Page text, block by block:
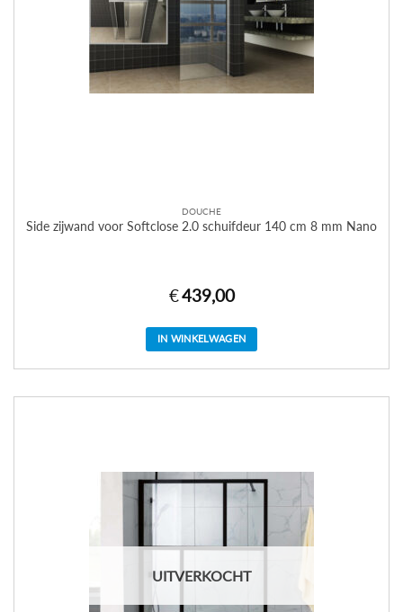
DOUCHE
Side zijwand voor Softclose 2.0 schuifdeur 140 cm 8 mm Nano
€439,00
IN WINKELWAGEN
UITVERKOCHT